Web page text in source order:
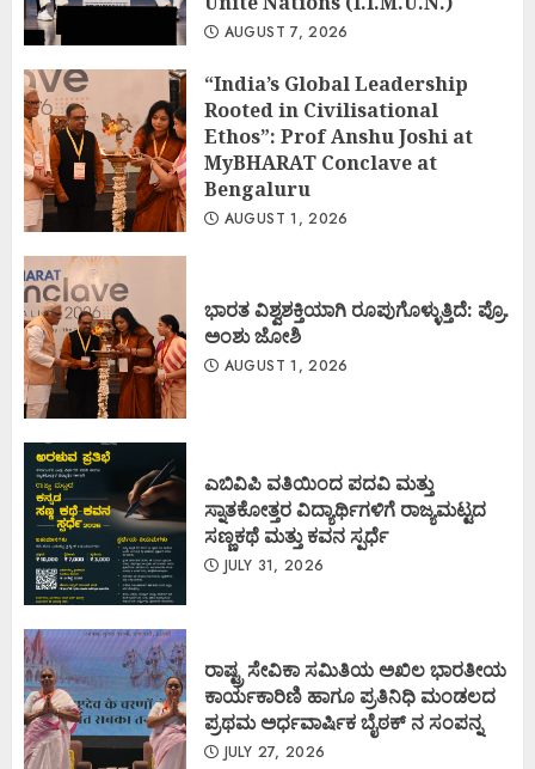
AUGUST 7, 2026
“India’s Global Leadership
Rooted in Civilisational
Ethos”: Prof Anshu Joshi at
MyBHARAT Conclave at
Bengaluru
AUGUST 1, 2026
ಭಾರತ ವಿಶ್ವಶಕ್ತಿಯಾಗಿ ರೂಪುಗೊಳ್ಳುತ್ತಿದೆ: ಪ್ರೊ.
ಅಂಶು ಜೋಶಿ
AUGUST 1, 2026
ಎಬಿವಿಪಿ ವತಿಯಿಂದ ಪದವಿ ಮತ್ತು
ಸ್ನಾತಕೋತ್ತರ ವಿದ್ಯಾರ್ಥಿಗಳಿಗೆ ರಾಜ್ಯಮಟ್ಟದ
ಸಣ್ಣಕಥೆ ಮತ್ತು ಕವನ ಸ್ಪರ್ಧೆ
JULY 31, 2026
ರಾಷ್ಟ್ರ ಸೇವಿಕಾ ಸಮಿತಿಯ ಅಖಿಲ ಭಾರತೀಯ
ಕಾರ್ಯಕಾರಿಣಿ ಹಾಗೂ ಪ್ರತಿನಿಧಿ ಮಂಡಲದ
ಪ್ರಥಮ ಅರ್ಧವಾರ್ಷಿಕ ಬೈಠಕ್ ನ ಸಂಪನ್ನ
JULY 27, 2026